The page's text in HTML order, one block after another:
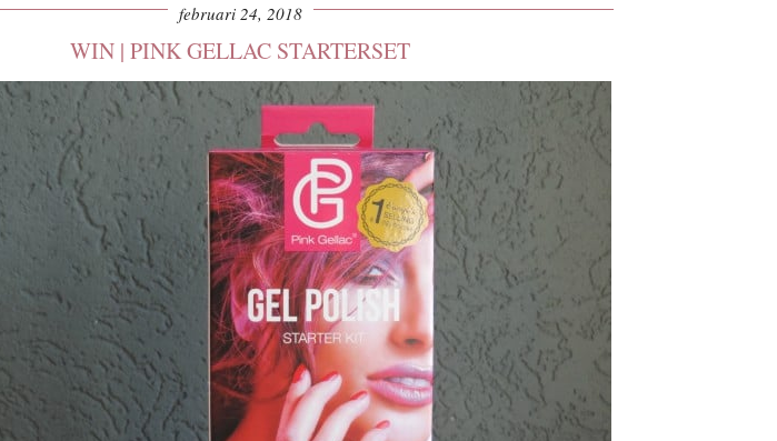
februari 24, 2018
WIN | PINK GELLAC STARTERSET